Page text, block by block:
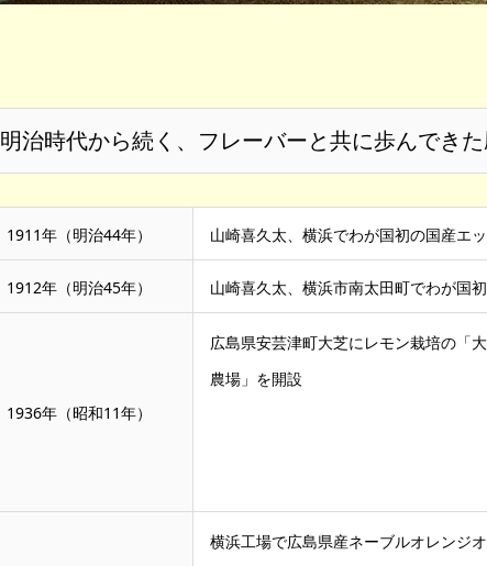
明治時代から続く、フレーバーと共に歩んできた
1911年（明治44年） 山崎喜久太、横浜でわが国初の国産エ
1912年（明治45年） 山崎喜久太、横浜市南太田町でわが国
1936年（昭和11年）
広島県安芸津町大芝にレモン栽培の「
農場」を開設
横浜工場で広島県産ネーブルオレンジ